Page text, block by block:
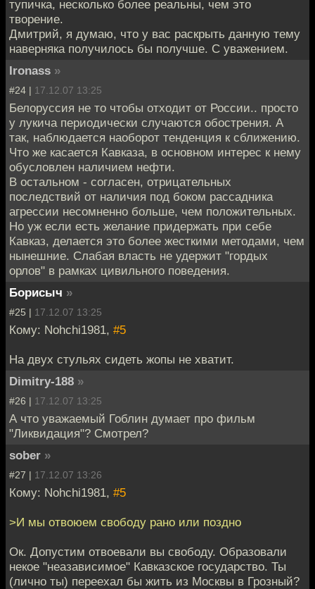
тупичка, несколько более реальны, чем это
творение.
Дмитрий, я думаю, что у вас раскрыть данную тему
наверняка получилось бы получше. С уважением.
Ironass »
#24 | 17.12.07 13:25
Белоруссия не то чтобы отходит от России.. просто
у лукича периодически случаются обострения. А
так, наблюдается наоборот тенденция к сближению.
Что же касается Кавказа, в основном интерес к нему
обусловлен наличием нефти.
В остальном - согласен, отрицательных
последствий от наличия под боком рассадника
агрессии несомненно больше, чем положительных.
Но уж если есть желание придержать при себе
Кавказ, делается это более жесткими методами, чем
нынешние. Слабая власть не удержит "гордых
орлов" в рамках цивильного поведения.
Борисыч »
#25 | 17.12.07 13:25
Кому: Nohchi1981, #5
На двух стульях сидеть жопы не хватит.
Dimitry-188 »
#26 | 17.12.07 13:25
А что уважаемый Гоблин думает про фильм
"Ликвидация"? Смотрел?
sober »
#27 | 17.12.07 13:26
Кому: Nohchi1981, #5
>И мы отвоюем свободу рано или поздно
Ок. Допустим отвоевали вы свободу. Образовали
некое "неазависимое" Кавказское государство. Ты
(лично ты) переехал бы жить из Москвы в Грозный?